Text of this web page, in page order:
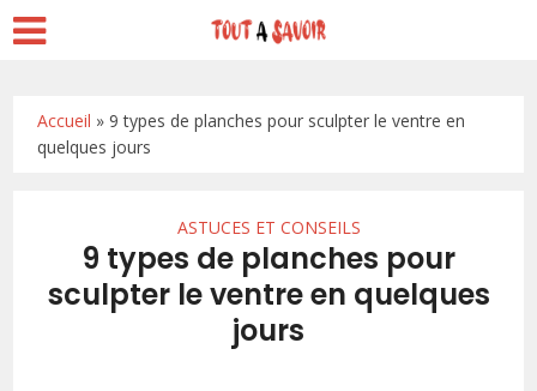
Accueil »9 types de planches pour sculpter le ventre en
quelques jours
ASTUCES ET CONSEILS
9 types de planches pour
sculpter le ventre en quelques
jours